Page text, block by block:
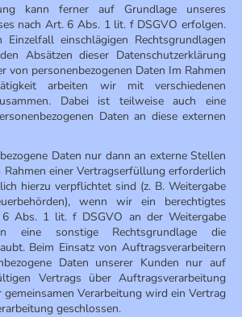
kann ferner auf Grundlage unseres
nach Art. 6 Abs. 1 lit. f DSGVO erfolgen.
einschlägigen Rechtsgrundlagen
Absätzen dieser Datenschutzerklärung
von personenbezogenen Daten Im Rahmen
arbeiten wir mit verschiedenen
Dabei ist teilweise auch eine
Daten an diese externen
Daten nur dann an externe Stellen
einer Vertragserfüllung erforderlich
hierzu verpflichtet sind (z. B. Weitergabe
wenn wir ein berechtigtes
Abs. 1 lit. f DSGVO an der Weitergabe
eine sonstige Rechtsgrundlage die
Beim Einsatz von Auftragsverarbeitern
Daten unserer Kunden nur auf
Vertrags über Auftragsverarbeitung
Verarbeitung wird ein Vertrag
geschlossen.